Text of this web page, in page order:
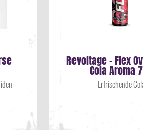
Revoltage - Flex
Cola Aroma
Erfrischende